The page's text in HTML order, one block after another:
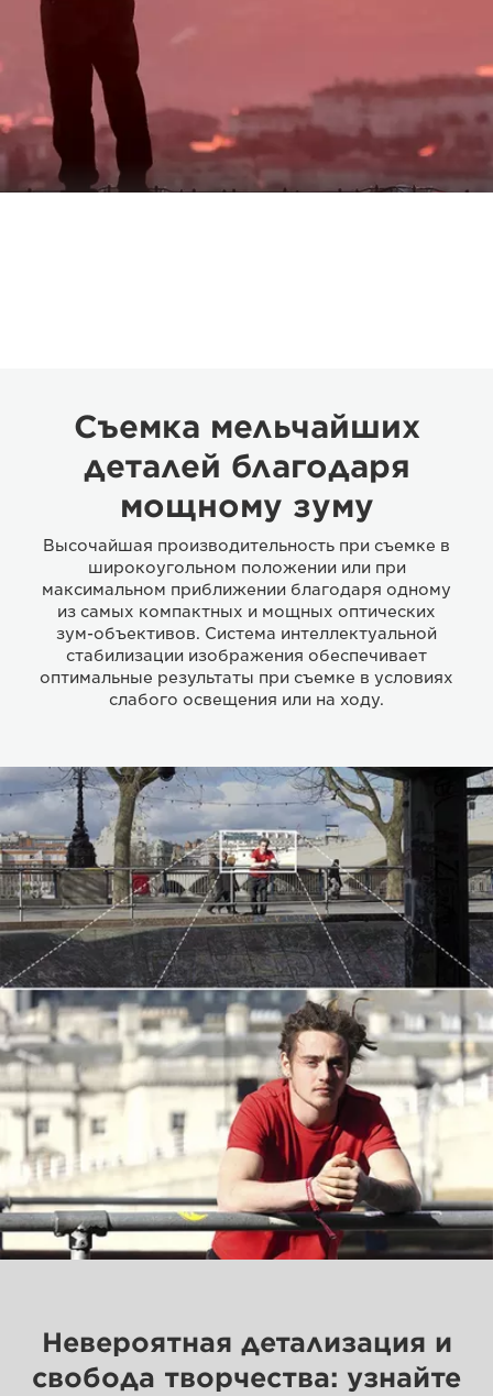
Съемка мельчайших
деталей благодаря
мощному зуму
Высочайшая производительность при съемке в
широкоугольном положении или при
максимальном приближении благодаря одному
из самых компактных и мощных оптических
зум-объективов. Система интеллектуальной
стабилизации изображения обеспечивает
оптимальные результаты при съемке в условиях
слабого освещения или на ходу.
Невероятная детализация и
свобода творчества: узнайте